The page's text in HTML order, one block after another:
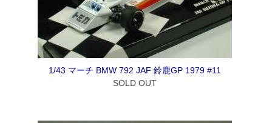
1/43 マーチ BMW 792 JAF 鈴鹿GP 1979 #11
SOLD OUT